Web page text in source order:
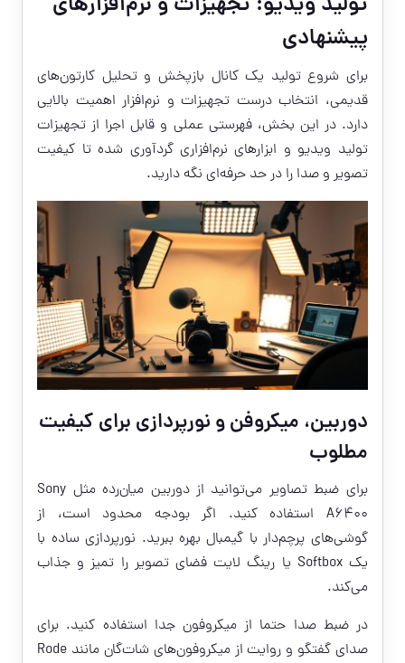
پیشنهادی
برای شروع تولید یک کانال بازپخش و تحلیل کارتون‌های
قدیمی، انتخاب درست تجهیزات و نرم‌افزار اهمیت بالایی
دارد. در این بخش، فهرستی عملی و قابل اجرا از تجهیزات
تولید ویدیو و ابزارهای نرم‌افزاری گردآوری شده تا کیفیت
تصویر و صدا را در حد حرفه‌ای نگه دارید.
دوربین، میکروفن و نورپردازی برای کیفیت
مطلوب
برای ضبط تصاویر می‌توانید از دوربین میان‌رده مثل Sony
A6400 استفاده کنید. اگر بودجه محدود است، از
گوشی‌های پرچم‌دار با گیمبال بهره ببرید. نورپردازی ساده با
یک Softbox یا رینگ لایت فضای تصویر را تمیز و جذاب
می‌کند.
در ضبط صدا حتما از میکروفون جدا استفاده کنید. برای
صدای گفتگو و روایت از میکروفون‌های شات‌گان مانند Rode